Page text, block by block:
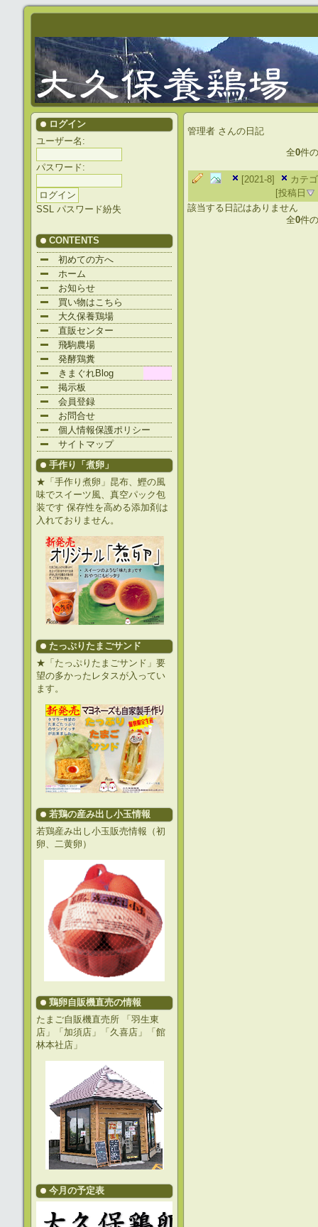
ログイン
ユーザー名:
パスワード:
SSL パスワード紛失
CONTENTS
初めての方へ
ホーム
お知らせ
買い物はこちら
大久保養鶏場
直販センター
飛駒農場
発酵鶏糞
きまぐれBlog
掲示板
会員登録
お問合せ
個人情報保護ポリシー
サイトマップ
手作り「煮卵」
★「手作り煮卵」昆布、鰹の風
味でスイーツ風、真空パック包
装です 保存性を高める添加剤は
入れておりません。
たっぷりたまごサンド
★「たっぷりたまごサンド」要
望の多かったレタスが入ってい
ます。
若鶏の産み出し小玉情報
若鶏産み出し小玉販売情報（初
卵、二黄卵）
鶏卵自販機直売の情報
たまご自販機直売所 「羽生東
店」「加須店」「久喜店」「館
林本社店」
今月の予定表
管理者 さんの日記
全0件
[2021-8]
カテ
[投稿日
該当する日記はありません
全0件